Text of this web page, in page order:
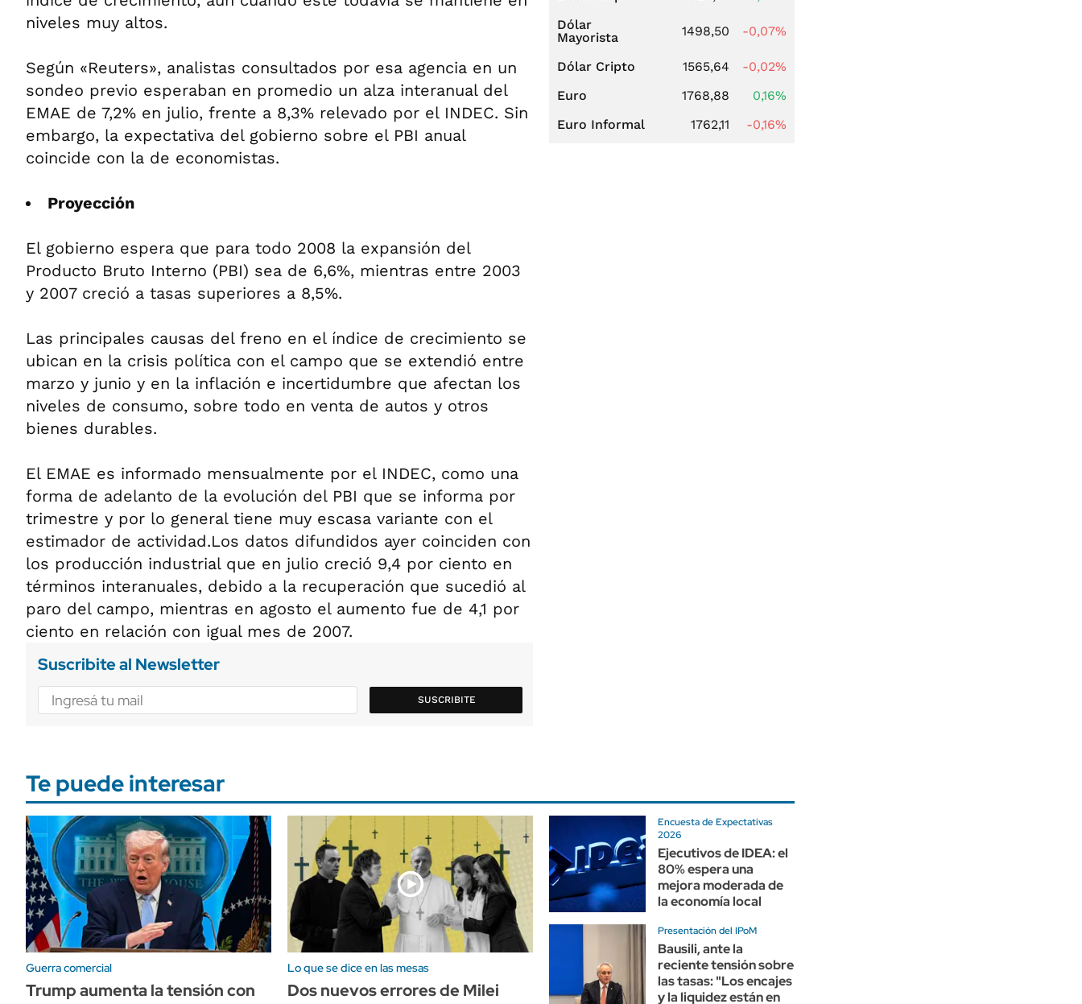
niveles muy altos.
Según «Reuters», analistas consultados por esa agencia en un
sondeo previo esperaban en promedio un alza interanual del
EMAE de 7,2% en julio, frente a 8,3% relevado por el INDEC. Sin
embargo, la expectativa del gobierno sobre el PBI anual
coincide con la de economistas.
Proyección
El gobierno espera que para todo 2008 la expansión del
Producto Bruto Interno (PBI) sea de 6,6%, mientras entre 2003
y 2007 creció a tasas superiores a 8,5%.
Las principales causas del freno en el índice de crecimiento se
ubican en la crisis política con el campo que se extendió entre
marzo y junio y en la inflación e incertidumbre que afectan los
niveles de consumo, sobre todo en venta de autos y otros
bienes durables.
El EMAE es informado mensualmente por el INDEC, como una
forma de adelanto de la evolución del PBI que se informa por
trimestre y por lo general tiene muy escasa variante con el
estimador de actividad.Los datos difundidos ayer coinciden con
los producción industrial que en julio creció 9,4 por ciento en
términos interanuales, debido a la recuperación que sucedió al
paro del campo, mientras en agosto el aumento fue de 4,1 por
ciento en relación con igual mes de 2007.
Suscribite al Newsletter
SUSCRIBITE
Dólar
Mayorista
1498,50 -0,07%
Dólar Cripto 1565,64
-0,02%
Euro
1768,88
0,16%
Euro Informal
1762,11 -0,16%
Te puede interesar
Guerra comercial
Trump aumenta la tensión con
Lo que se dice en las mesas
Dos nuevos errores de Milei
Encuesta de Expectativas
2026
Ejecutivos de IDEA: el
80% espera una
mejora moderada de
la economía local
Presentación del IPoM
Bausili, ante la
reciente tensión sobre
las tasas: "Los encajes
y la liquidez están en